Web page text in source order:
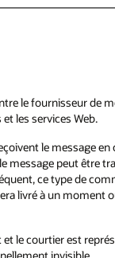
le fournisseur de
les services Web.
le message
message peut être
ce type de
livré à un moment
le courtier est
invisible.